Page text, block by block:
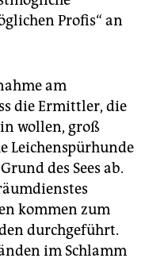
Profis“ an
am
die Ermittler, die
wollen, groß
Leichenspürhunde
des Sees ab.
kommen zum
durchgeführt.
im Schlamm